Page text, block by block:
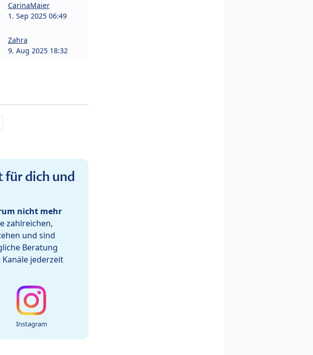
CarinaMaier
1. Sep 2025 06:49
Zahra
9. Aug 2025 18:32
für dich und
nicht mehr
zahlreichen,
und sind
Beratung
jederzeit
Instagram